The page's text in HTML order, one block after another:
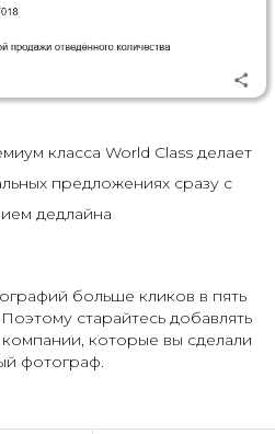
класса World Class делает
предложениях сразу с
дедлайна
больше кликов в пять
старайтесь добавлять
которые вы сделали
фотограф.